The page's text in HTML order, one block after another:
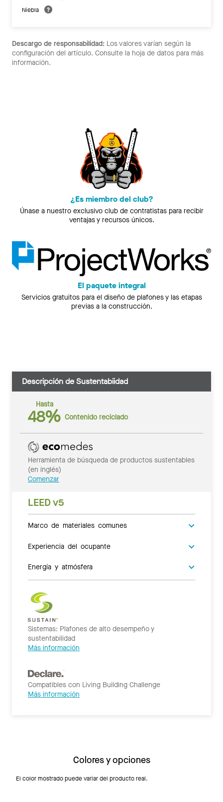
Niebla
Descargo de responsabilidad: Los valores varían según la
configuración del artículo. Consulte la hoja de datos para más
información.
¿Es miembro del club?
Únase a nuestro exclusivo club de contratistas para recibir
ventajas y recursos únicos.
El paquete integral
Servicios gratuitos para el diseño de plafones y las etapas
previas a la construcción.
Descripción de Sustentabiidad
Hasta
48% Contenido reciclado
Herramienta de búsqueda de productos sustentables
(en inglés)
Comenzar
LEED v5
Marco de materiales comunes
Experiencia del ocupante
Energía y atmósfera
Sistemas: Plafones de alto desempeño y
sustentabilidad
Más información
Compatibles con Living Building Challenge
Más información
Colores y opciones
El color mostrado puede variar del producto real.